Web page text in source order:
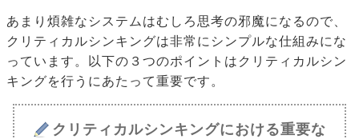
あまり煩雑なシステムはむしろ思考の邪魔になるので、
クリティカルシンキングは非常にシンプルな仕組みにな
っています。以下の３つのポイントはクリティカルシン
キングを行うにあたって重要です。
クリティカルシンキングにおける重要な